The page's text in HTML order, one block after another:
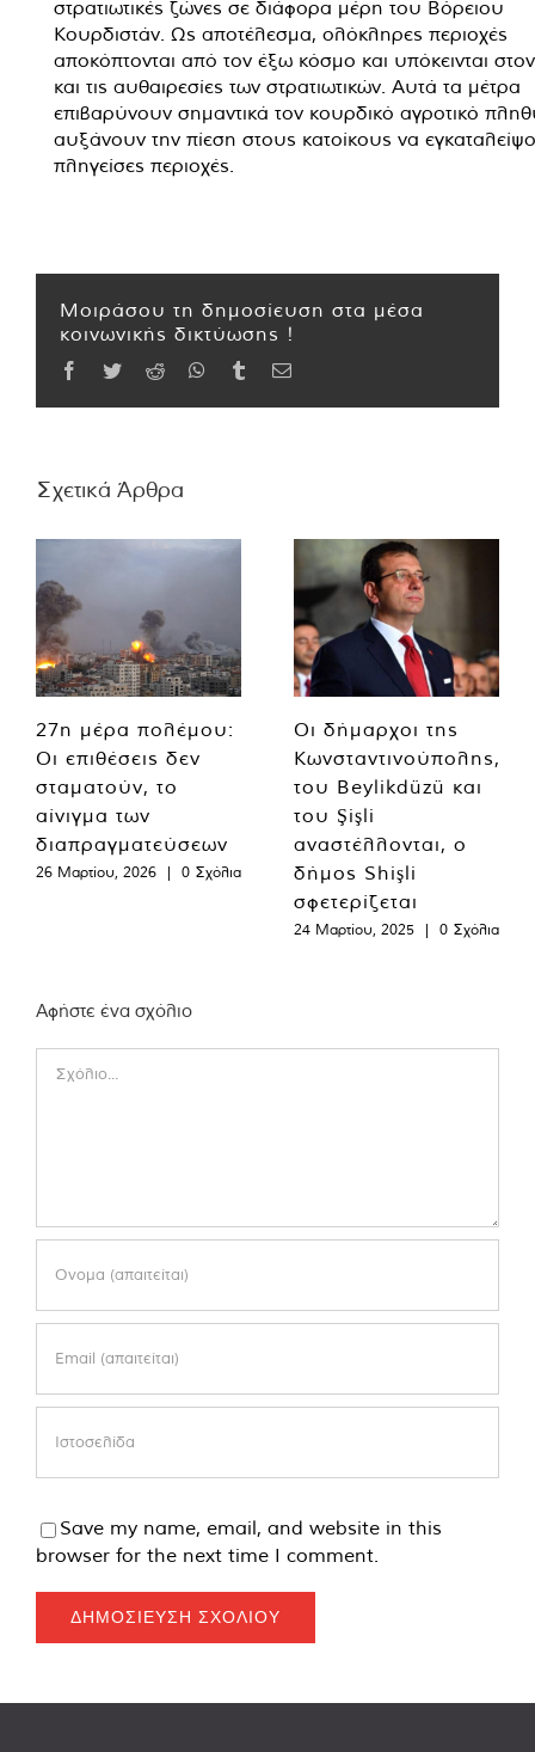
στρατιωτικές ζώνες σε διάφορα μέρη του Βόρειου
Κουρδιστάν. Ως αποτέλεσμα, ολόκληρες περιοχές
αποκόπτονται από τον έξω κόσμο και υπόκεινται
και τις αυθαιρεσίες των στρατιωτικών. Αυτά τα μέτρα
επιβαρύνουν σημαντικά τον κουρδικό αγροτικό
αυξάνουν την πίεση στους κατοίκους να
πληγείσες περιοχές.
Μοιράσου τη δημοσίευση στα μέσα
κοινωνικής δικτύωσης !
Facebook
TwitterReddit WhatsApp
TumblrEmail
Σχετικά Άρθρα
27η μέρα πολέμου:
Οι επιθέσεις δεν
σταματούν, το
αίνιγμα των
διαπραγματεύσεων
26 Μαρτίου, 2026 | 0 Σχόλια
Οι δήμαρχοι της
Κωνσταντινούπολης,
του Beylikdüzü και
του Şişli
αναστέλλονται, ο
δήμος Shişli
σφετερίζεται
24 Μαρτίου, 2025 | 0 Σχόλια
Αφήστε ένα σχόλιο
Save my name, email, and website in this
browser for the next time I comment.